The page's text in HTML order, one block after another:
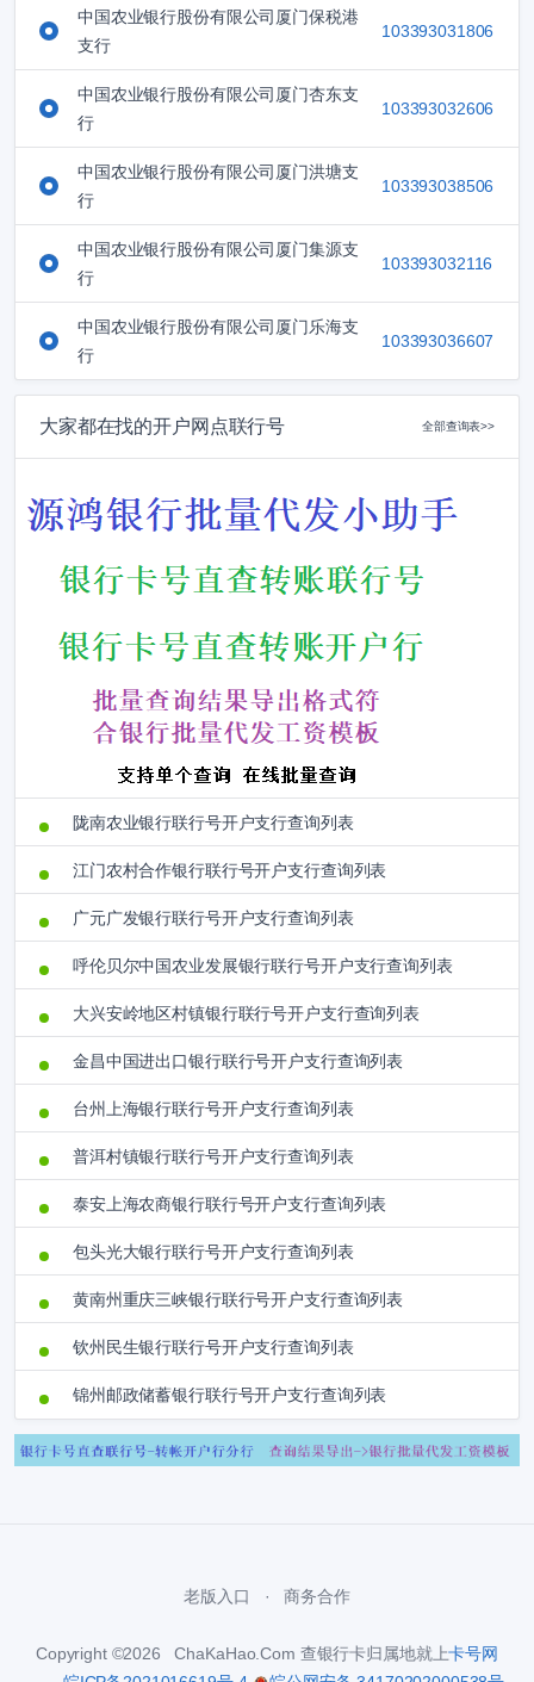
中国农业银行股份有限公司厦门保税港
支行
103393031806
中国农业银行股份有限公司厦门杏东支
行
103393032606
中国农业银行股份有限公司厦门洪塘支
行
103393038506
中国农业银行股份有限公司厦门集源支
行
103393032116
中国农业银行股份有限公司厦门乐海支
行
103393036607
大家都在找的开户网点联行号 全部查询表>>
陇南农业银行联行号开户支行查询列表
江门农村合作银行联行号开户支行查询列表
广元广发银行联行号开户支行查询列表
呼伦贝尔中国农业发展银行联行号开户支行查询列表
大兴安岭地区村镇银行联行号开户支行查询列表
金昌中国进出口银行联行号开户支行查询列表
台州上海银行联行号开户支行查询列表
普洱村镇银行联行号开户支行查询列表
泰安上海农商银行联行号开户支行查询列表
包头光大银行联行号开户支行查询列表
黄南州重庆三峡银行联行号开户支行查询列表
钦州民生银行联行号开户支行查询列表
锦州邮政储蓄银行联行号开户支行查询列表
老版入口 商务合作
Copyright ©2026 ChaKaHao.Com 查银行卡归属地就上卡号网